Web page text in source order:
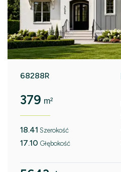
68288R
379 m²
18.41 Szerokość
17.10 Głębokość